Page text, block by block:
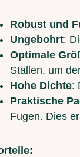
Robust und
Ungebohrt:
Optimale
Ställen, um
Hohe Dichte:
Praktische
Fugen. Dies